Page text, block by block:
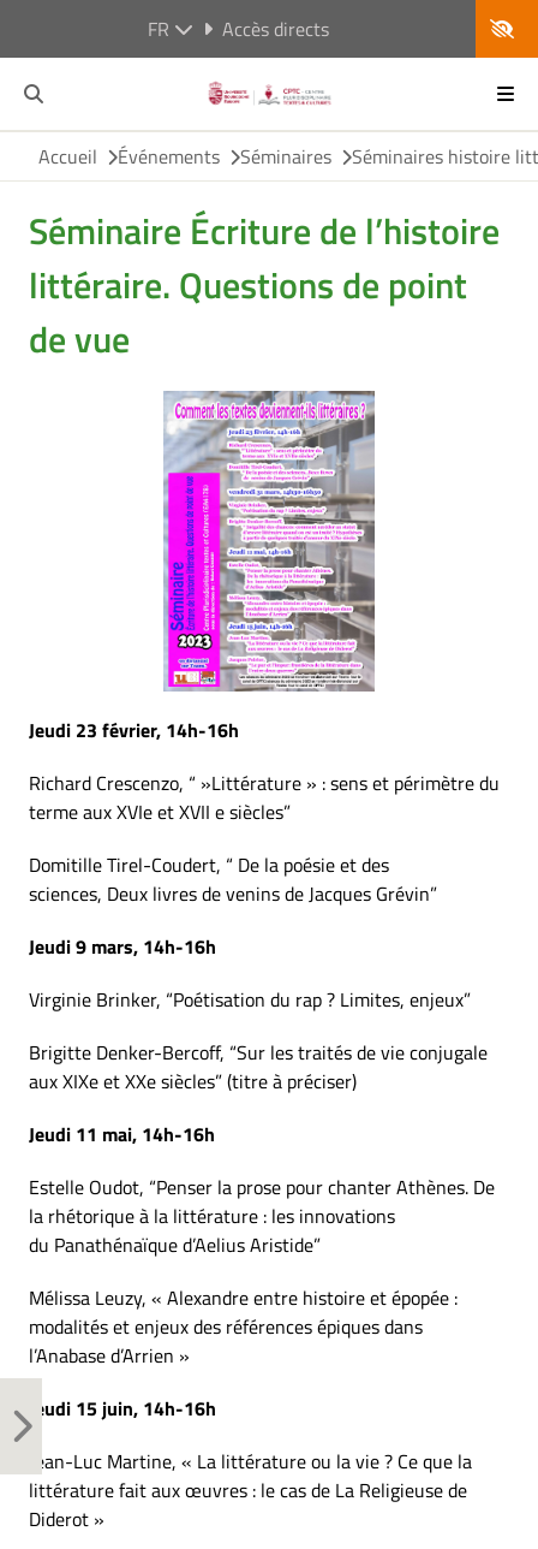
FR Accès directs
Accueil Événements Séminaires Séminaires histoire
Séminaire Écriture de l’histoire
littéraire. Questions de point
de vue
Jeudi 23 février, 14h-16h
Richard Crescenzo, “ »Littérature » : sens et périmètre du
terme aux XVIe et XVII e siècles”
Domitille Tirel-Coudert, “ De la poésie et des
sciences, Deux livres de venins de Jacques Grévin”
Jeudi 9 mars, 14h-16h
Virginie Brinker, “Poétisation du rap ? Limites, enjeux”
Brigitte Denker-Bercoff, “Sur les traités de vie conjugale
aux XIXe et XXe siècles” (titre à préciser)
Jeudi 11 mai, 14h-16h
Estelle Oudot, “Penser la prose pour chanter Athènes. De
la rhétorique à la littérature : les innovations
du Panathénaïque d’Aelius Aristide”
Mélissa Leuzy, « Alexandre entre histoire et épopée :
modalités et enjeux des références épiques dans
l’Anabase d’Arrien »
Jeudi 15 juin, 14h-16h
Jean-Luc Martine, « La littérature ou la vie ? Ce que la
littérature fait aux œuvres : le cas de La Religieuse de
Diderot »